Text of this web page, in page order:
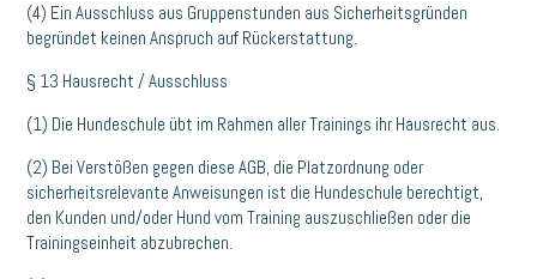
(4) Ein Ausschluss aus Gruppenstunden aus Sicherheitsgründen
begründet keinen Anspruch auf Rückerstattung.
§ 13 Hausrecht / Ausschluss
(1) Die Hundeschule übt im Rahmen aller Trainings ihr Hausrecht aus.
(2) Bei Verstößen gegen diese AGB, die Platzordnung oder
sicherheitsrelevante Anweisungen ist die Hundeschule berechtigt,
den Kunden und/oder Hund vom Training auszuschließen oder die
Trainingseinheit abzubrechen.